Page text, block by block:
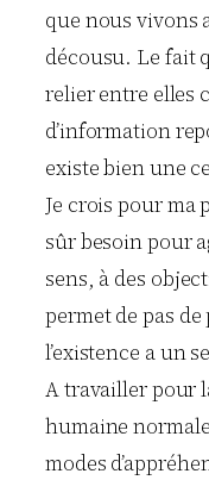
que nous vivons
décousu. Le fait
relier entre elles
d’information
existe bien une
Je crois pour ma
sûr besoin pour
sens, à des
permet de pas
l’existence a un
A travailler pour
humaine
modes